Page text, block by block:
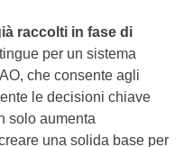
raccolti in fase di
per un sistema
che consente agli
le decisioni chiave
solo aumenta
una solida base per